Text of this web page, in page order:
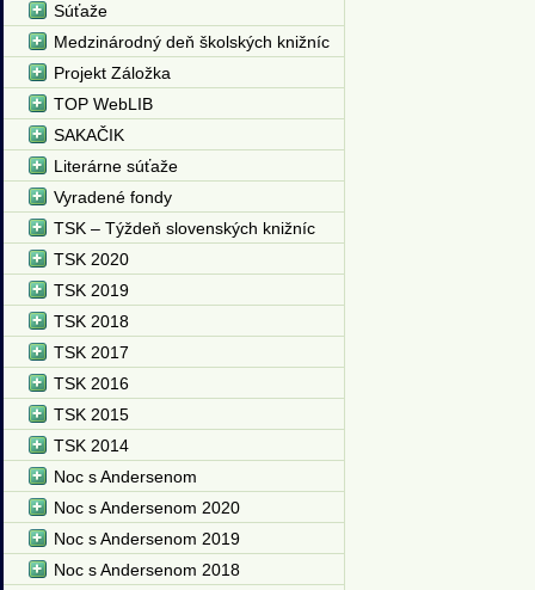
Súťaže
Medzinárodný deň školských knižníc
Projekt Záložka
TOP WebLIB
SAKAČIK
Literárne súťaže
Vyradené fondy
TSK – Týždeň slovenských knižníc
TSK 2020
TSK 2019
TSK 2018
TSK 2017
TSK 2016
TSK 2015
TSK 2014
Noc s Andersenom
Noc s Andersenom 2020
Noc s Andersenom 2019
Noc s Andersenom 2018